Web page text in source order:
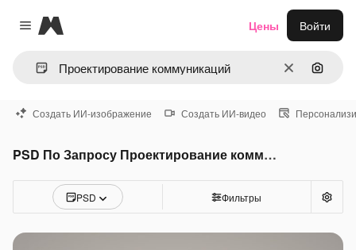
Close menu
Magnific
ОчиститьПоиск
Цены Войти
Создать ИИ-изображение Создать ИИ-видео
PSD По Запросу Проектирование коммуникаций
PSD Фильтры